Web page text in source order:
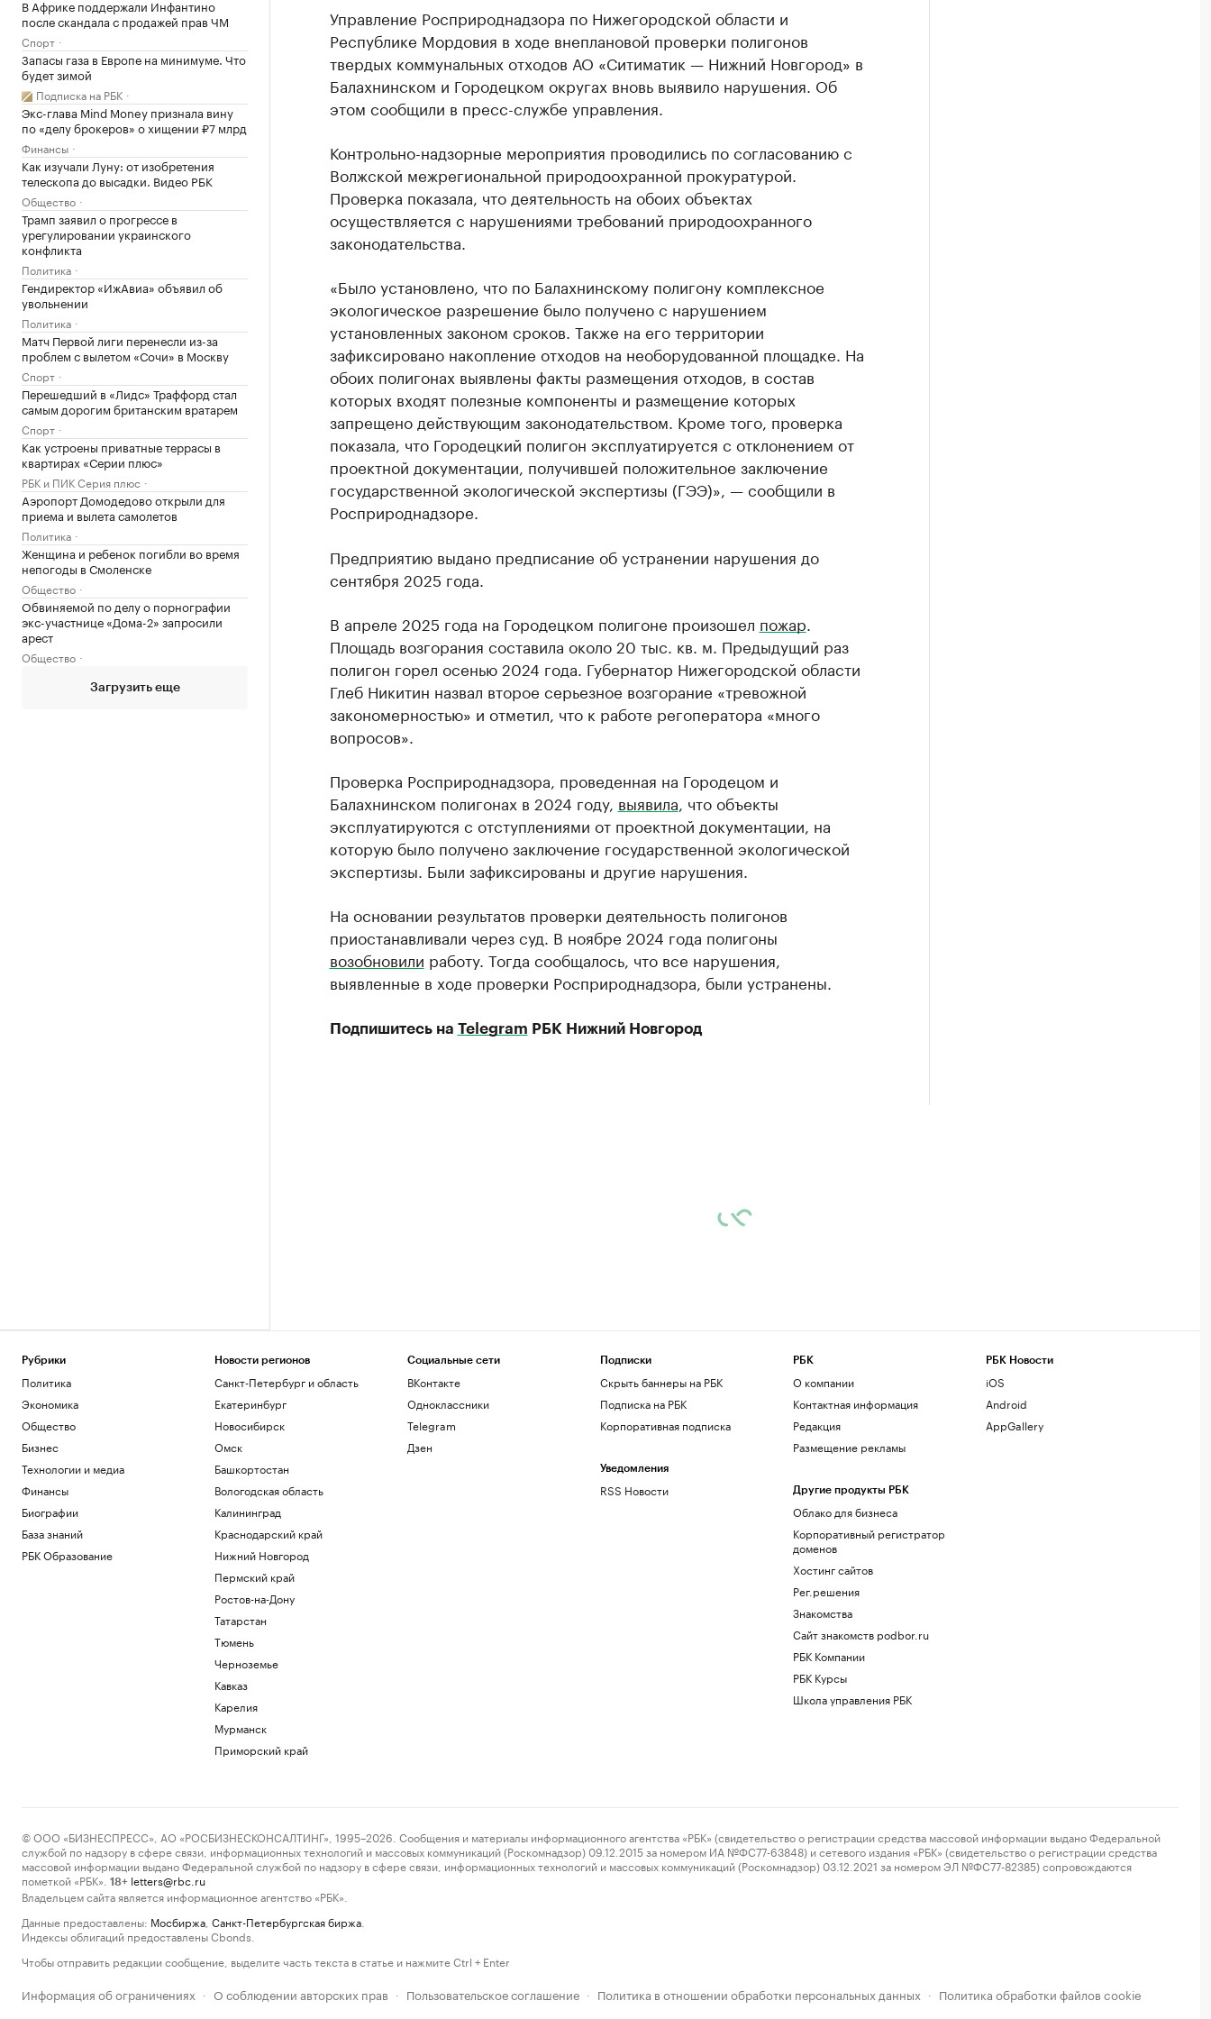
В Африке поддержали Инфантино
после скандала с продажей прав ЧМ
Спорт
Запасы газа в Европе на минимуме. Что
будет зимой
Подписка на РБК
Экс-глава Mind Money признала вину
по «делу брокеров» о хищении ₽7 млрд
Финансы
Как изучали Луну: от изобретения
телескопа до высадки. Видео РБК
Общество
Трамп заявил о прогрессе в
урегулировании украинского
конфликта
Политика
Гендиректор «ИжАвиа» объявил об
увольнении
Политика
Матч Первой лиги перенесли из-за
проблем с вылетом «Сочи» в Москву
Спорт
Перешедший в «Лидс» Траффорд стал
самым дорогим британским вратарем
Спорт
Как устроены приватные террасы в
квартирах «Серии плюс»
РБК и ПИК Серия плюс
Аэропорт Домодедово открыли для
приема и вылета самолетов
Политика
Женщина и ребенок погибли во время
непогоды в Смоленске
Общество
Обвиняемой по делу о порнографии
экс-участнице «Дома-2» запросили
арест
Общество
Загрузить еще
Управление Росприроднадзора по Нижегородской области и
Республике Мордовия в ходе внеплановой проверки полигонов
твердых коммунальных отходов АО «Ситиматик — Нижний Новгород» в
Балахнинском и Городецком округах вновь выявило нарушения. Об
этом сообщили в пресс-службе управления.
Контрольно-надзорные мероприятия проводились по согласованию с
Волжской межрегиональной природоохранной прокуратурой.
Проверка показала, что деятельность на обоих объектах
осуществляется с нарушениями требований природоохранного
законодательства.
«Было установлено, что по Балахнинскому полигону комплексное
экологическое разрешение было получено с нарушением
установленных законом сроков. Также на его территории
зафиксировано накопление отходов на необорудованной площадке. На
обоих полигонах выявлены факты размещения отходов, в состав
которых входят полезные компоненты и размещение которых
запрещено действующим законодательством. Кроме того, проверка
показала, что Городецкий полигон эксплуатируется с отклонением от
проектной документации, получившей положительное заключение
государственной экологической экспертизы (ГЭЭ)», — сообщили в
Росприроднадзоре.
Предприятию выдано предписание об устранении нарушения до
сентября 2025 года.
В апреле 2025 года на Городецком полигоне произошел пожар
Площадь возгорания составила около 20 тыс. кв. м. Предыдущий раз
полигон горел осенью 2024 года. Губернатор Нижегородской области
Глеб Никитин назвал второе серьезное возгорание «тревожной
закономерностью» и отметил, что к работе регоператора «много
вопросов».
Проверка Росприроднадзора, проведенная на Городецом и
Балахнинском полигонах в 2024 году, выявила , что объекты
эксплуатируются с отступлениями от проектной документации, на
которую было получено заключение государственной экологической
экспертизы. Были зафиксированы и другие нарушения.
На основании результатов проверки деятельность полигонов
приостанавливали через суд. В ноябре 2024 года полигоны
возобновили работу. Тогда сообщалось, что все нарушения,
выявленные в ходе проверки Росприроднадзора, были устранены.
Подпишитесь на Telegram РБК Нижний Новгород
Рубрики
Политика
Экономика
Общество
Бизнес
Технологии и медиа
Финансы
Биографии
База знаний
РБК Образование
Новости регионов
Санкт-Петербург и область
Екатеринбург
Новосибирск
Омск
Башкортостан
Вологодская область
Калининград
Краснодарский край
Нижний Новгород
Пермский край
Ростов-на-Дону
Татарстан
Тюмень
Черноземье
Кавказ
Карелия
Мурманск
Приморский край
Социальные сети
ВКонтакте
Одноклассники
Telegram
Дзен
Подписки
Скрыть баннеры на РБК
Подписка на РБК
Корпоративная подписка
Уведомления
RSS Новости
РБК
О компании
Контактная информация
Редакция
Размещение рекламы
Другие продукты РБК
Облако для бизнеса
Корпоративный регистратор
доменов
Хостинг сайтов
Рег.решения
Знакомства
Сайт знакомств podbor.ru
РБК Компании
РБК Курсы
Школа управления РБК
РБК Новости
iOS
Android
AppGallery
© ООО «БИЗНЕСПРЕСС», АО «РОСБИЗНЕСКОНСАЛТИНГ», 1995–2026. Сообщения и материалы информационного агентства «РБК» (свидетельство о регистрации средства массовой информации выдано Федеральной
службой по надзору в сфере связи, информационных технологий и массовых коммуникаций (Роскомнадзор) 09.12.2015 за номером ИА №ФС77-63848) и сетевого издания «РБК» (свидетельство о регистрации средства
массовой информации выдано Федеральной службой по надзору в сфере связи, информационных технологий и массовых коммуникаций (Роскомнадзор) 03.12.2021 за номером ЭЛ №ФС77-82385) сопровождаются
пометкой «РБК».
18+ letters@rbc.ru
Владельцем сайта является информационное агентство «РБК».
Данные предоставлены: Мосбиржа Санкт-Петербургская биржа
Индексы облигаций предоставлены Cbonds.
Чтобы отправить редакции сообщение, выделите часть текста в статье и нажмите Ctrl + Enter
Информация об ограничениях · О соблюдении авторских прав · Пользовательское соглашение · Политика в отношении обработки персональных данных · Политика обработки файлов cookie